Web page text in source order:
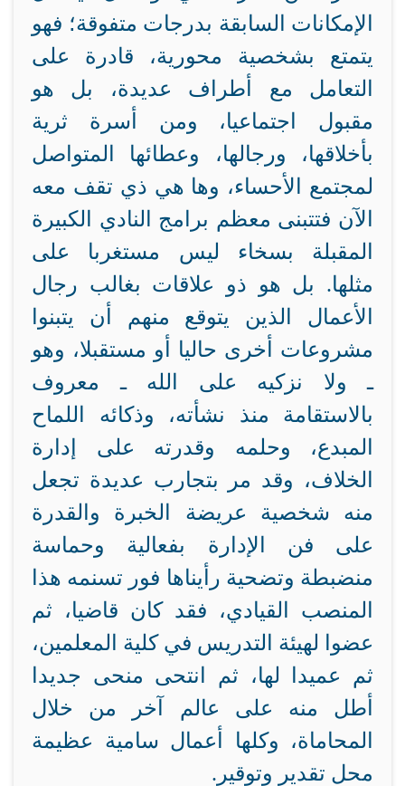
الإمكانات السابقة بدرجات متفوقة؛ فهو
يتمتع بشخصية محورية، قادرة على
التعامل مع أطراف عديدة، بل هو
مقبول اجتماعيا، ومن أسرة ثرية
بأخلاقها، ورجالها، وعطائها المتواصل
لمجتمع الأحساء، وها هي ذي تقف معه
الآن فتتبنى معظم برامج النادي الكبيرة
المقبلة بسخاء ليس مستغربا على
مثلها. بل هو ذو علاقات بغالب رجال
الأعمال الذين يتوقع منهم أن يتبنوا
مشروعات أخرى حاليا أو مستقبلا، وهو
ـ ولا نزكيه على الله ـ معروف
بالاستقامة منذ نشأته، وذكائه اللماح
المبدع، وحلمه وقدرته على إدارة
الخلاف، وقد مر بتجارب عديدة تجعل
منه شخصية عريضة الخبرة والقدرة
على فن الإدارة بفعالية وحماسة
منضبطة وتضحية رأيناها فور تسنمه هذا
المنصب القيادي، فقد كان قاضيا، ثم
عضوا لهيئة التدريس في كلية المعلمين،
ثم عميدا لها، ثم انتحى منحى جديدا
أطل منه على عالم آخر من خلال
المحاماة، وكلها أعمال سامية عظيمة
محل تقدير وتوقير.